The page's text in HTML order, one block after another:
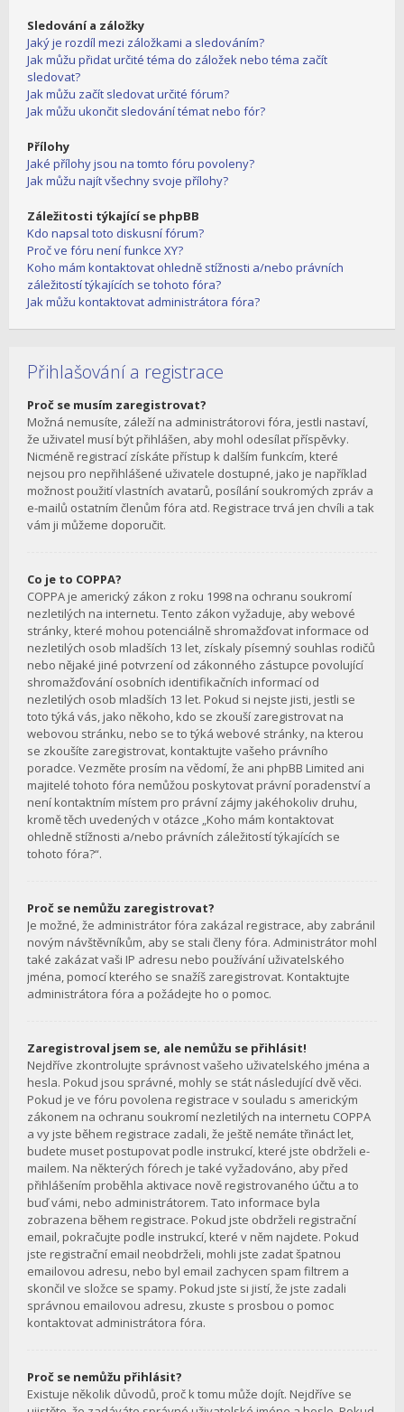
Sledování a záložky
Jaký je rozdíl mezi záložkami a sledováním?
Jak můžu přidat určité téma do záložek nebo téma začít
sledovat?
Jak můžu začít sledovat určité fórum?
Jak můžu ukončit sledování témat nebo fór?
Přílohy
Jaké přílohy jsou na tomto fóru povoleny?
Jak můžu najít všechny svoje přílohy?
Záležitosti týkající se phpBB
Kdo napsal toto diskusní fórum?
Proč ve fóru není funkce XY?
Koho mám kontaktovat ohledně stížnosti a/nebo právních
záležitostí týkajících se tohoto fóra?
Jak můžu kontaktovat administrátora fóra?
Přihlašování a registrace
Proč se musím zaregistrovat?
Možná nemusíte, záleží na administrátorovi fóra, jestli nastaví,
že uživatel musí být přihlášen, aby mohl odesílat příspěvky.
Nicméně registrací získáte přístup k dalším funkcím, které
nejsou pro nepřihlášené uživatele dostupné, jako je například
možnost použití vlastních avatarů, posílání soukromých zpráv a
e-mailů ostatním členům fóra atd. Registrace trvá jen chvíli a tak
vám ji můžeme doporučit.
Co je to COPPA?
COPPA je americký zákon z roku 1998 na ochranu soukromí
nezletilých na internetu. Tento zákon vyžaduje, aby webové
stránky, které mohou potenciálně shromažďovat informace od
nezletilých osob mladších 13 let, získaly písemný souhlas rodičů
nebo nějaké jiné potvrzení od zákonného zástupce povolující
shromažďování osobních identifikačních informací od
nezletilých osob mladších 13 let. Pokud si nejste jisti, jestli se
toto týká vás, jako někoho, kdo se zkouší zaregistrovat na
webovou stránku, nebo se to týká webové stránky, na kterou
se zkoušíte zaregistrovat, kontaktujte vašeho právního
poradce. Vezměte prosím na vědomí, že ani phpBB Limited ani
majitelé tohoto fóra nemůžou poskytovat právní poradenství a
není kontaktním místem pro právní zájmy jakéhokoliv druhu,
kromě těch uvedených v otázce „Koho mám kontaktovat
ohledně stížnosti a/nebo právních záležitostí týkajících se
tohoto fóra?“.
Proč se nemůžu zaregistrovat?
Je možné, že administrátor fóra zakázal registrace, aby zabránil
novým návštěvníkům, aby se stali členy fóra. Administrátor mohl
také zakázat vaši IP adresu nebo používání uživatelského
jména, pomocí kterého se snažíš zaregistrovat. Kontaktujte
administrátora fóra a požádejte ho o pomoc.
Zaregistroval jsem se, ale nemůžu se přihlásit!
Nejdříve zkontrolujte správnost vašeho uživatelského jména a
hesla. Pokud jsou správné, mohly se stát následující dvě věci.
Pokud je ve fóru povolena registrace v souladu s americkým
zákonem na ochranu soukromí nezletilých na internetu COPPA
a vy jste během registrace zadali, že ještě nemáte třináct let,
budete muset postupovat podle instrukcí, které jste obdrželi e-
mailem. Na některých fórech je také vyžadováno, aby před
přihlášením proběhla aktivace nově registrovaného účtu a to
buď vámi, nebo administrátorem. Tato informace byla
zobrazena během registrace. Pokud jste obdrželi registrační
email, pokračujte podle instrukcí, které v něm najdete. Pokud
jste registrační email neobdrželi, mohli jste zadat špatnou
emailovou adresu, nebo byl email zachycen spam filtrem a
skončil ve složce se spamy. Pokud jste si jistí, že jste zadali
správnou emailovou adresu, zkuste s prosbou o pomoc
kontaktovat administrátora fóra.
Proč se nemůžu přihlásit?
Existuje několik důvodů, proč k tomu může dojít. Nejdříve se